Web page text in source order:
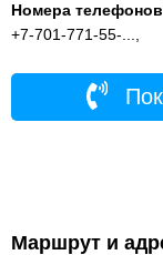
Номера
+7-701-771-55-...,
Маршрут и